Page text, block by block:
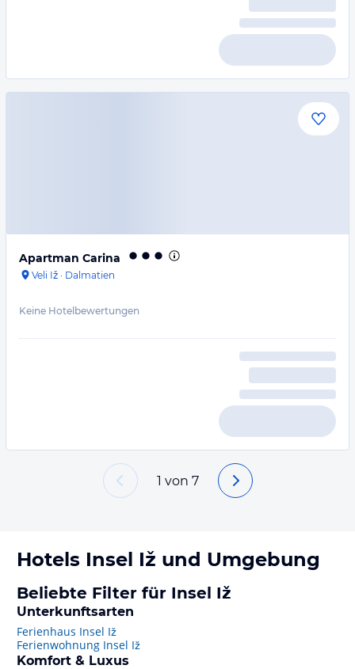
Apartman Carina
Veli Iž · Dalmatien
Keine Hotelbewertungen
1 von 7
Hotels Insel Iž und Umgebung
Beliebte Filter für Insel Iž
Unterkunftsarten
Ferienhaus Insel Iž
Ferienwohnung Insel Iž
Komfort & Luxus